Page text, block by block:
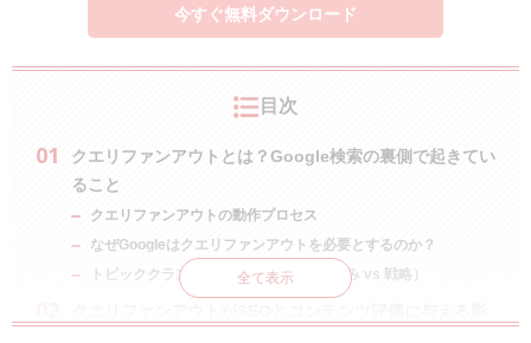
今すぐ無料ダウンロード
目次
クエリファンアウトとは？Google検索の裏側で起きてい
ること
クエリファンアウトの動作プロセス
なぜGoogleはクエリファンアウトを必要とするのか？
トピッククラスター戦略との違い（仕組み vs 戦略）
全て表示